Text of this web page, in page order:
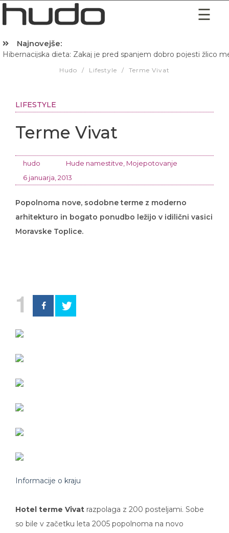
Najnovejše:
Hibernacijska dieta: Zakaj je pred spanjem dobro pojesti žlico
Hudo / Lifestyle / Terme Vivat
LIFESTYLE
Terme Vivat
hudo Hude namestitve Mojepotovanje
6 januarja, 2013
Popolnoma nove, sodobne terme z moderno
arhitekturo in bogato ponudbo ležijo v idilični vasici
Moravske Toplice.
1
Informacije o kraju
Hotel terme Vivat razpolaga z 200 posteljami. Sobe
so bile v začetku leta 2005 popolnoma na novo